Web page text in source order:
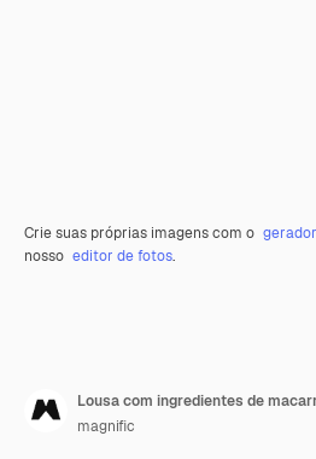
Crie suas próprias imagens com o
nosso editor de fotos.
Lousa com ingredientes de
magnific